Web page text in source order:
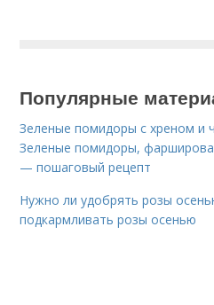
Популярные
Зеленые помидоры с хреном и
Зеленые помидоры,
— пошаговый рецепт
Нужно ли удобрять розы
подкармливать розы осенью